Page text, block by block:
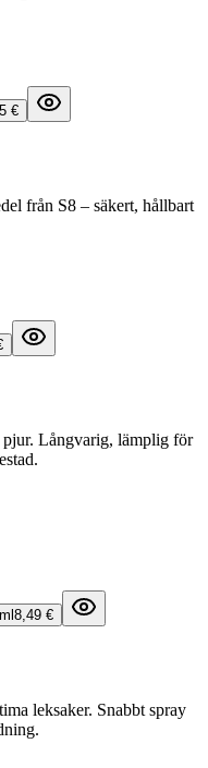
€
från S8 – säkert, hållbart
Långvarig, lämplig för
8,49 €
leksaker. Snabbt spray